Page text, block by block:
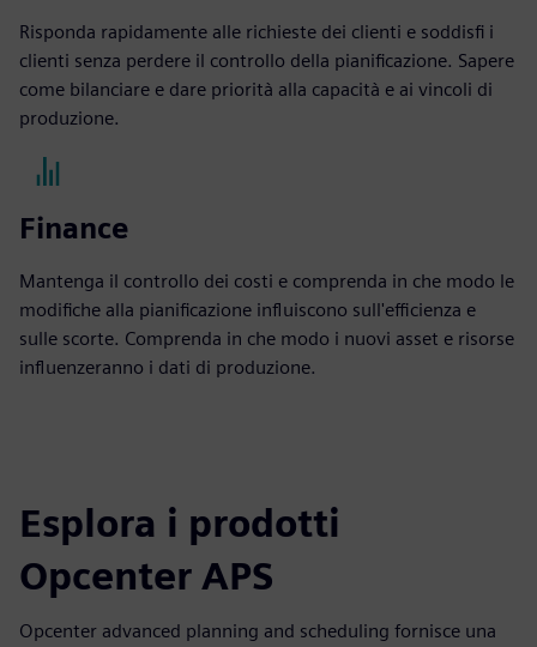
Risponda rapidamente alle richieste dei clienti e soddisfi i
clienti senza perdere il controllo della pianificazione. Sapere
come bilanciare e dare priorità alla capacità e ai vincoli di
produzione.
Finance
Mantenga il controllo dei costi e comprenda in che modo le
modifiche alla pianificazione influiscono sull'efficienza e
sulle scorte. Comprenda in che modo i nuovi asset e risorse
influenzeranno i dati di produzione.
Esplora i prodotti
Opcenter APS
Opcenter advanced planning and scheduling fornisce una